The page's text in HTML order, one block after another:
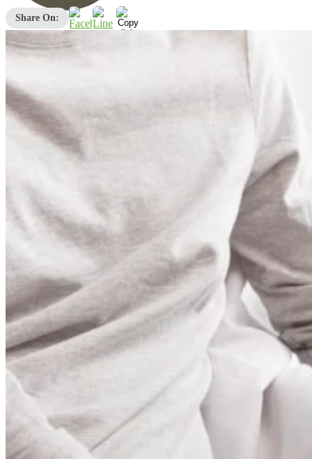
Share On: